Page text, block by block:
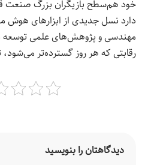
خود هم‌سطح بازیگران بزرگ صنعت
دارد نسل جدیدی از ابزارهای هوش
مهندسی و پژوهش‌های علمی توسعه
رقابتی که هر روز گسترده‌تر
دیدگاهتان را بنویسید